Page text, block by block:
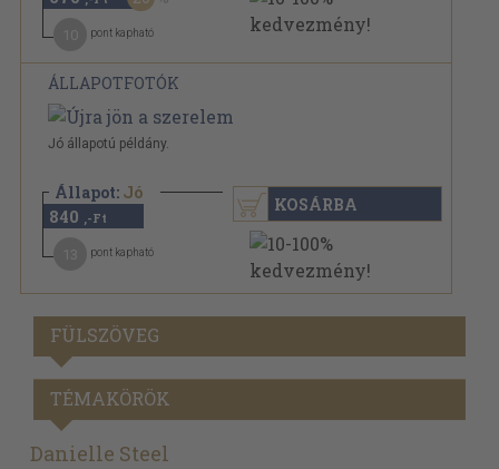
pont kapható
ÁLLAPOTFOTÓK
Jó állapotú példány.
Állapot: Jó
840 ,-Ft
pont kapható
KOSÁRBA
FÜLSZÖVEG
TÉMAKÖRÖK
Danielle Steel